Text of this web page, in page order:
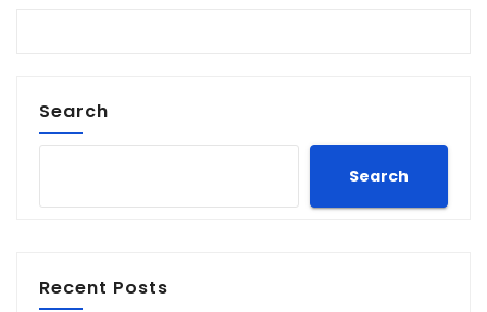
Search
Search
Recent Posts